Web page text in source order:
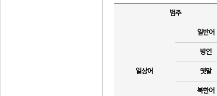
범주
일상어
일반어
방언
옛말
북한어